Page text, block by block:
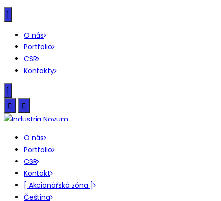
O nás
Portfolio
CSR
Kontakty
O nás
Portfolio
CSR
Kontakt
[ Akcionářská zóna ]
Čeština